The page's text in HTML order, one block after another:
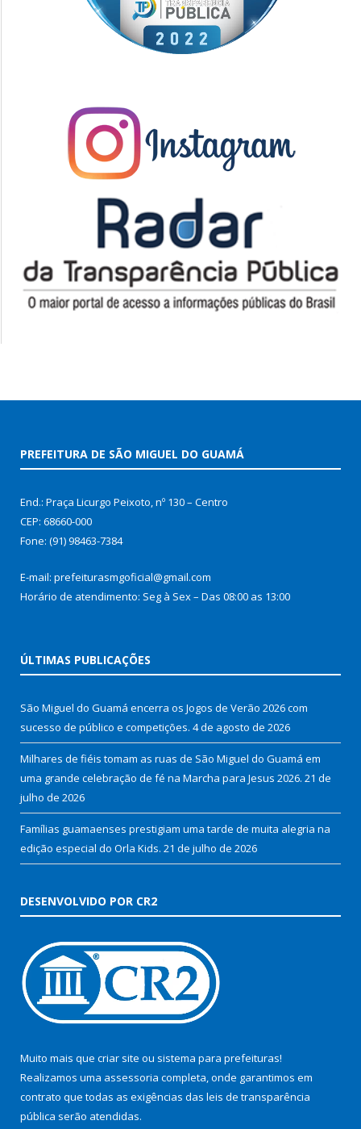
PREFEITURA DE SÃO MIGUEL DO GUAMÁ
End.: Praça Licurgo Peixoto, nº 130 – Centro
CEP: 68660-000
Fone: (91) 98463-7384
E-mail: prefeiturasmgoficial@gmail.com
Horário de atendimento: Seg à Sex – Das 08:00 as 13:00
ÚLTIMAS PUBLICAÇÕES
São Miguel do Guamá encerra os Jogos de Verão 2026 com
sucesso de público e competições. 4 de agosto de 2026
Milhares de fiéis tomam as ruas de São Miguel do Guamá em
uma grande celebração de fé na Marcha para Jesus 2026. 21 de
julho de 2026
Famílias guamaenses prestigiam uma tarde de muita alegria na
edição especial do Orla Kids. 21 de julho de 2026
DESENVOLVIDO POR CR2
Muito mais que criar site ou sistema para prefeituras!
Realizamos uma assessoria completa, onde garantimos em
contrato que todas as exigências das leis de transparência
pública serão atendidas.